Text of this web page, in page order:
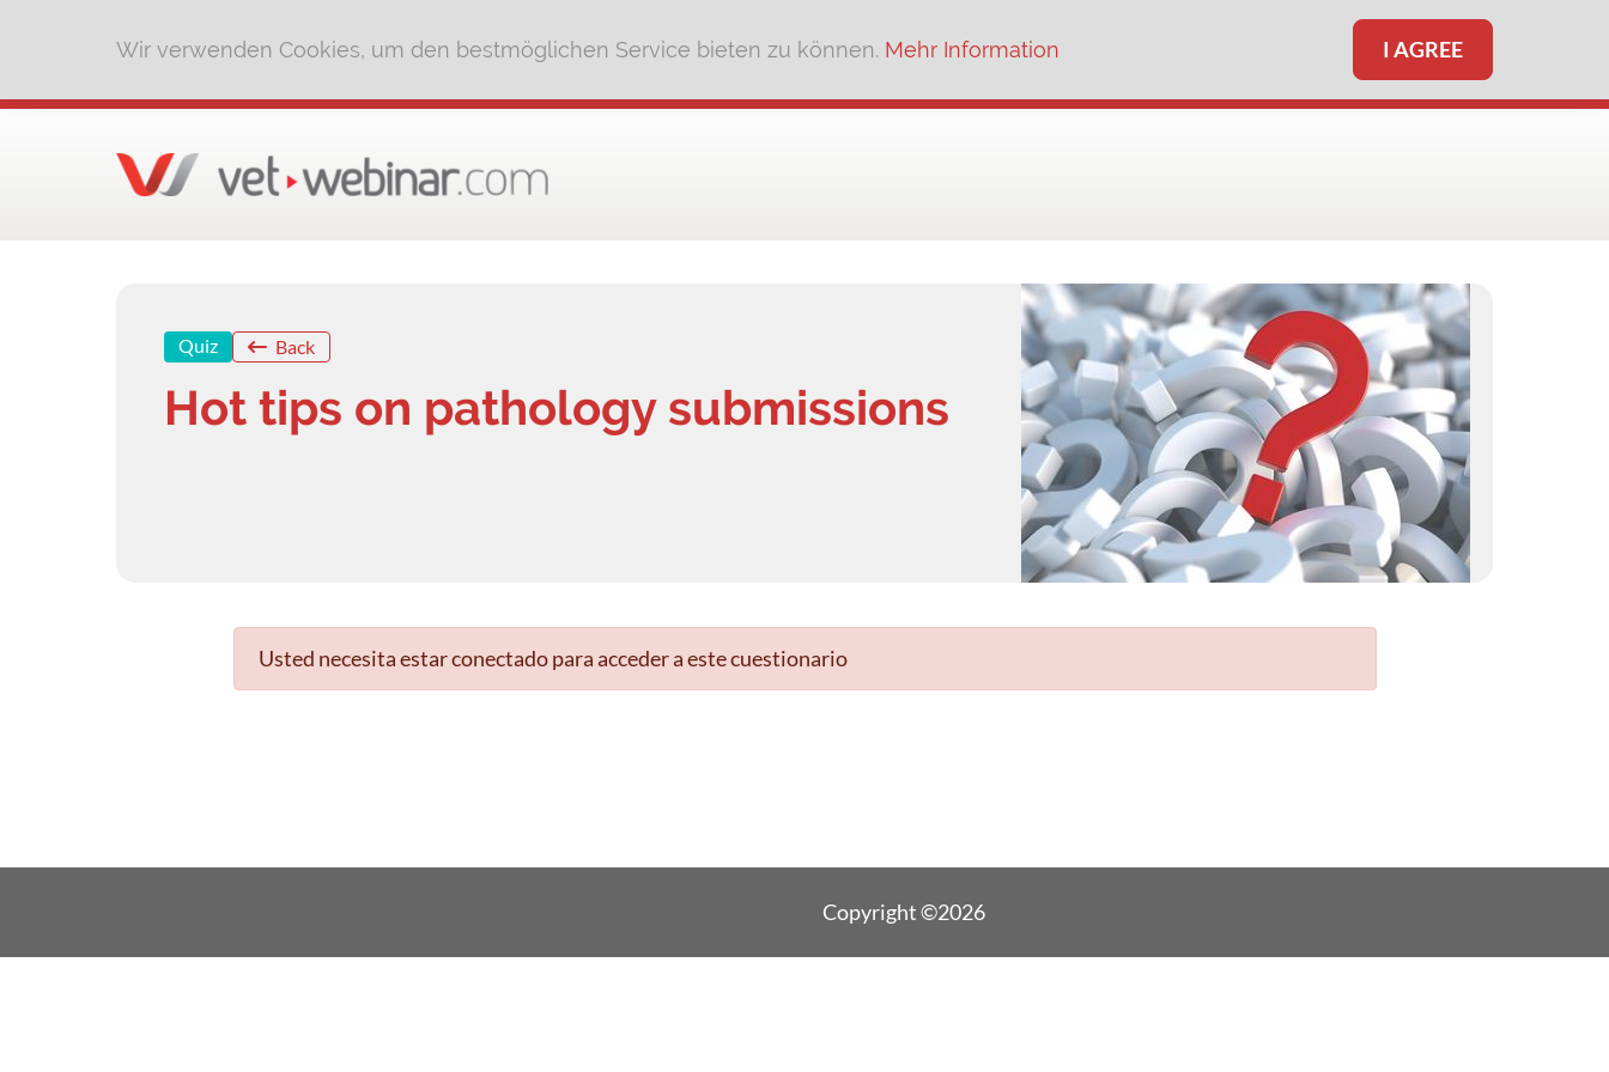
Wir verwenden Cookies, um den bestmöglichen Service bieten zu können. Mehr Information I AGREE
Quiz Back
Hot tips on pathology submissions
Usted necesita estar conectado para acceder a este cuestionario
Copyright ©2026